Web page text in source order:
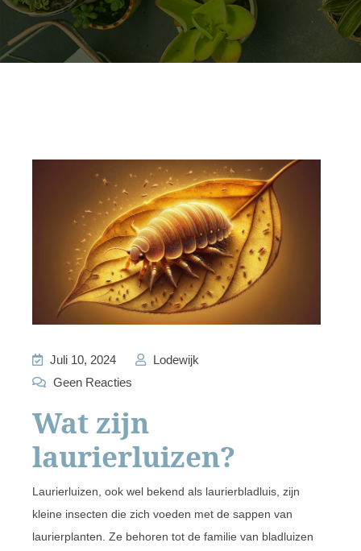
Juli 10, 2024
Lodewijk
Geen Reacties
Wat zijn
laurierluizen?
Laurierluizen, ook wel bekend als laurierbladluis, zijn
kleine insecten die zich voeden met de sappen van
laurierplanten. Ze behoren tot de familie van bladluizen